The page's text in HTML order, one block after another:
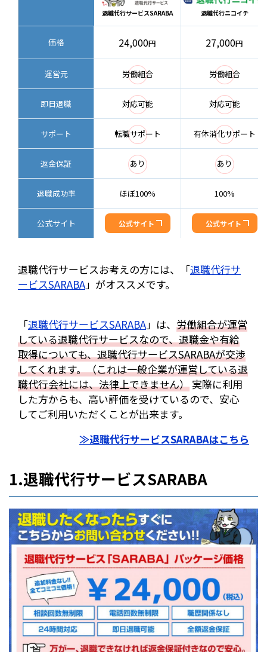
退職代行サービスSARABA 退職代行ニコイチ
価格 24,000円 27,000円
運営元 ◯
労働組合 ◯
労働組合
即日退職 ◯
対応可能 ◯
対応可能
サポート ◯
転職サポート ◯
有休消化サポート
返金保証 ◯
あり ◯
あり
退職成功率 ほぼ100% 100%
公式サイト 公式サイト 公式サイト
退職代行サービスお考えの方には、「退職代行サ
ービスSARABA」がオススメです。
「退職代行サービスSARABA」は、 労働組合が運営
している退職代行サービスなので、退職金や有給
取得についても、退職代行サービスSARABAが交渉
してくれます。（これは一般企業が運営している退
職代行会社には、法律上できません） 実際に利用
した方からも、高い評価を受けているので、安心
してご利用いただくことが出来ます。
≫退職代行サービスSARABAはこちら
1.退職代行サービスSARABA